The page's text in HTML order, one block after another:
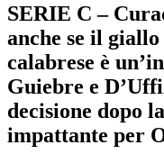
SERIE C –
anche se il
calabrese è
Guiebre e
decisione dopo
impattante per